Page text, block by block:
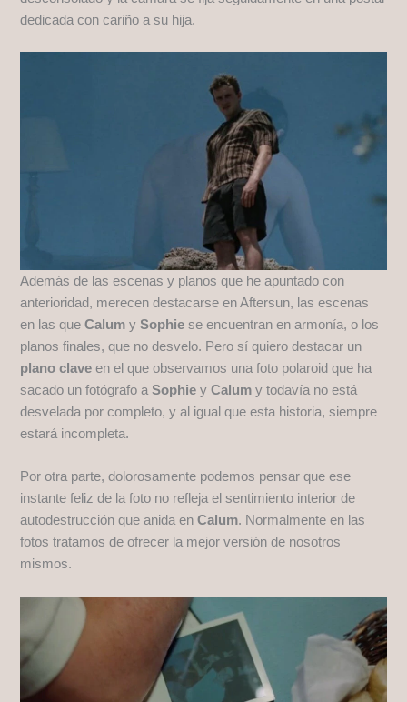
dedicada con cariño a su hija.
Además de las escenas y planos que he apuntado con
anterioridad, merecen destacarse en Aftersun, las escenas
en las queCalum ySophie se encuentran en armonía, o los
planos finales, que no desvelo. Pero sí quiero destacar un
plano clave en el que observamos una foto polaroid que ha
sacado un fotógrafo aSophie yCalum y todavía no está
desvelada por completo, y al igual que esta historia, siempre
estará incompleta.
Por otra parte, dolorosamente podemos pensar que ese
instante feliz de la foto no refleja el sentimiento interior de
autodestrucción que anida enCalum. Normalmente en las
fotos tratamos de ofrecer la mejor versión de nosotros
mismos.